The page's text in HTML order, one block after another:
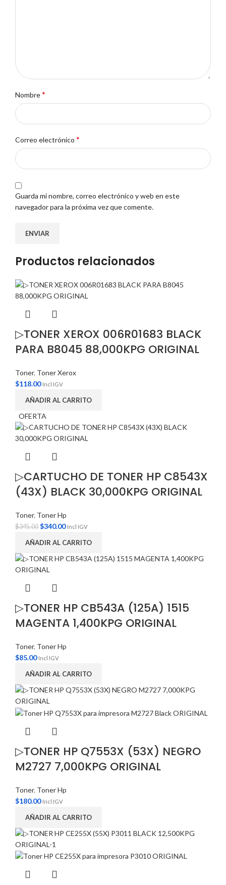
Nombre*
Correo electrónico *
Guarda mi nombre, correo electrónico y web en este
navegador para la próxima vez que comente.
Productos relacionados
▷TONER XEROX 006R01683 BLACK
PARA B8045 88,000KPG ORIGINAL
Toner, Toner Xerox
$118.00 Incl IGV
AÑADIR AL CARRITO
OFERTA
▷CARTUCHO DE TONER HP C8543X
(43X) BLACK 30,000KPG ORIGINAL
Toner, Toner Hp
$345.00 $340.00 Incl IGV
AÑADIR AL CARRITO
▷TONER HP CB543A (125A) 1515
MAGENTA 1,400KPG ORIGINAL
Toner, Toner Hp
$85.00 Incl IGV
AÑADIR AL CARRITO
▷TONER HP Q7553X (53X) NEGRO
M2727 7,000KPG ORIGINAL
Toner, Toner Hp
$180.00 Incl IGV
AÑADIR AL CARRITO